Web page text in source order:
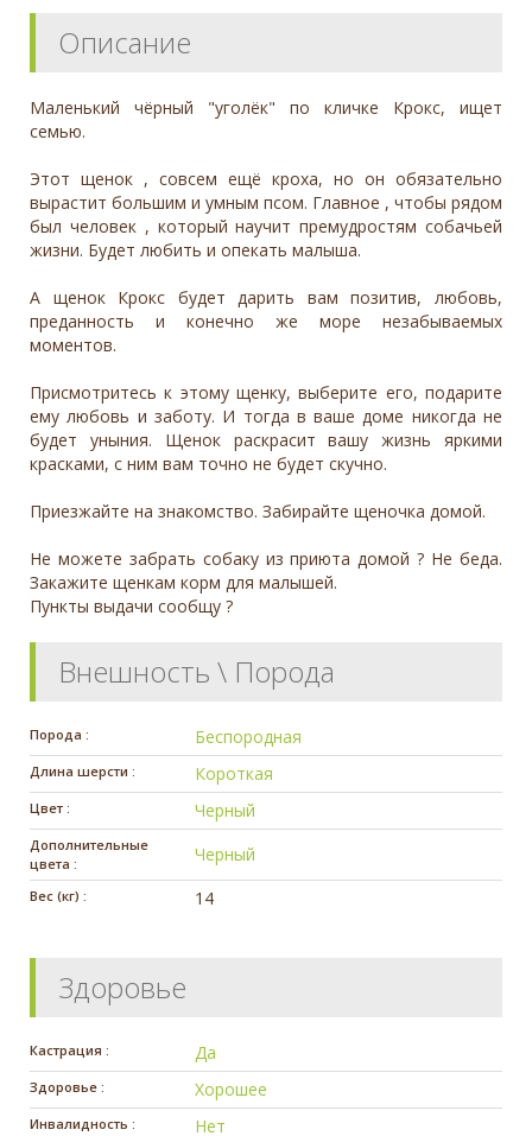
Описание
Маленький чёрный "уголёк" по кличке Крокс, ищет
семью.
Этот щенок , совсем ещё кроха, но он обязательно
вырастит большим и умным псом. Главное , чтобы рядом
был человек , который научит премудростям собачьей
жизни. Будет любить и опекать малыша.
А щенок Крокс будет дарить вам позитив, любовь,
преданность и конечно же море незабываемых
моментов.
Присмотритесь к этому щенку, выберите его, подарите
ему любовь и заботу. И тогда в ваше доме никогда не
будет уныния. Щенок раскрасит вашу жизнь яркими
красками, с ним вам точно не будет скучно.
Приезжайте на знакомство. Забирайте щеночка домой.
Не можете забрать собаку из приюта домой ? Не беда.
Закажите щенкам корм для малышей.
Пункты выдачи сообщу ?
Внешность \ Порода
Порода : Беспородная
Длина шерсти : Короткая
Цвет : Черный
Дополнительные
цвета :
Черный
Вес (кг) : 14
Здоровье
Кастрация : Да
Здоровье : Хорошее
Инвалидность : Нет